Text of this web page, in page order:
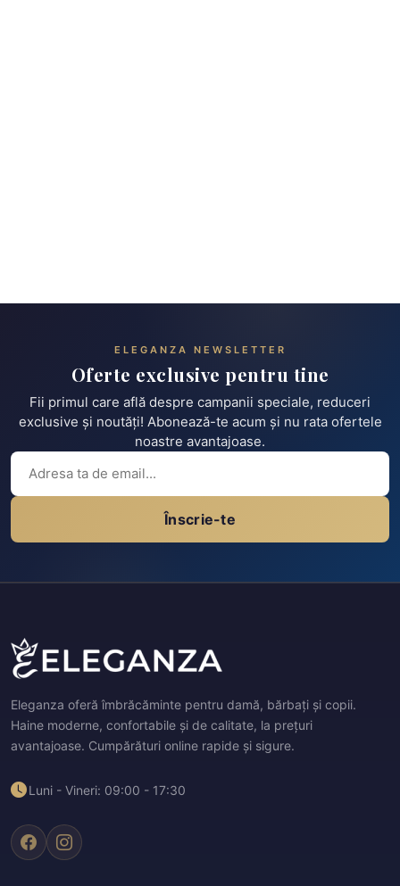
ELEGANZA NEWSLETTER
Oferte exclusive pentru tine
Fii primul care află despre campanii speciale, reduceri
exclusive și noutăți! Abonează-te acum și nu rata ofertele
noastre avantajoase.
Înscrie-te
Eleganza oferă îmbrăcăminte pentru damă, bărbați și copii.
Haine moderne, confortabile și de calitate, la prețuri
avantajoase. Cumpărături online rapide și sigure.
Luni - Vineri: 09:00 - 17:30